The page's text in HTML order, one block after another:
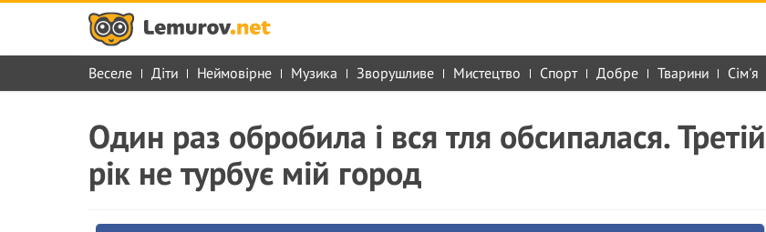
Веселе Діти Неймовірне Музика Зворушливе Мистецтво Спорт Добре Тварини Сім'я
Один раз обробила і вся тля обсипалася. Третій
рік не турбує мій город